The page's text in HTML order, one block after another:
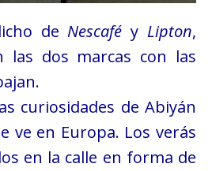
de Nescafé y Lipton,
las dos marcas con las
curiosidades de Abiyán
ve en Europa. Los verás
en la calle en forma de